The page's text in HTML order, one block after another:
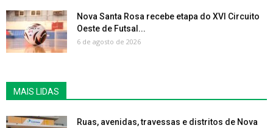
Nova Santa Rosa recebe etapa do XVI Circuito
Oeste de Futsal...
6 de agosto de 2026
MAIS LIDAS
Ruas, avenidas, travessas e distritos de Nova